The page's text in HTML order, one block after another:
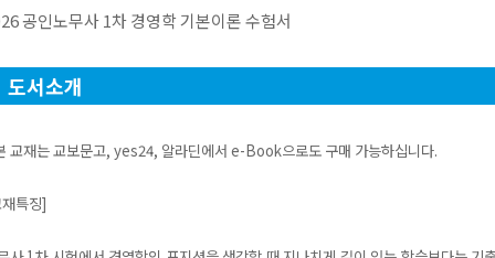
공인노무사 1차 경영학 기본이론 수험서
도서소개
교재는 교보문고, yes24, 알라딘에서 e-Book으로도 구매 가능하십니다.
특징]